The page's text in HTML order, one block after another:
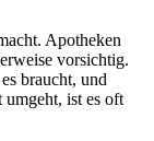
Apotheken
vorsichtig.
braucht, und
ist es oft